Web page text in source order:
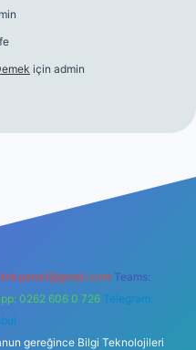
için admin
Teams:
0262 606 0 726 Telegram:
gereğince Bilgi Teknolojileri